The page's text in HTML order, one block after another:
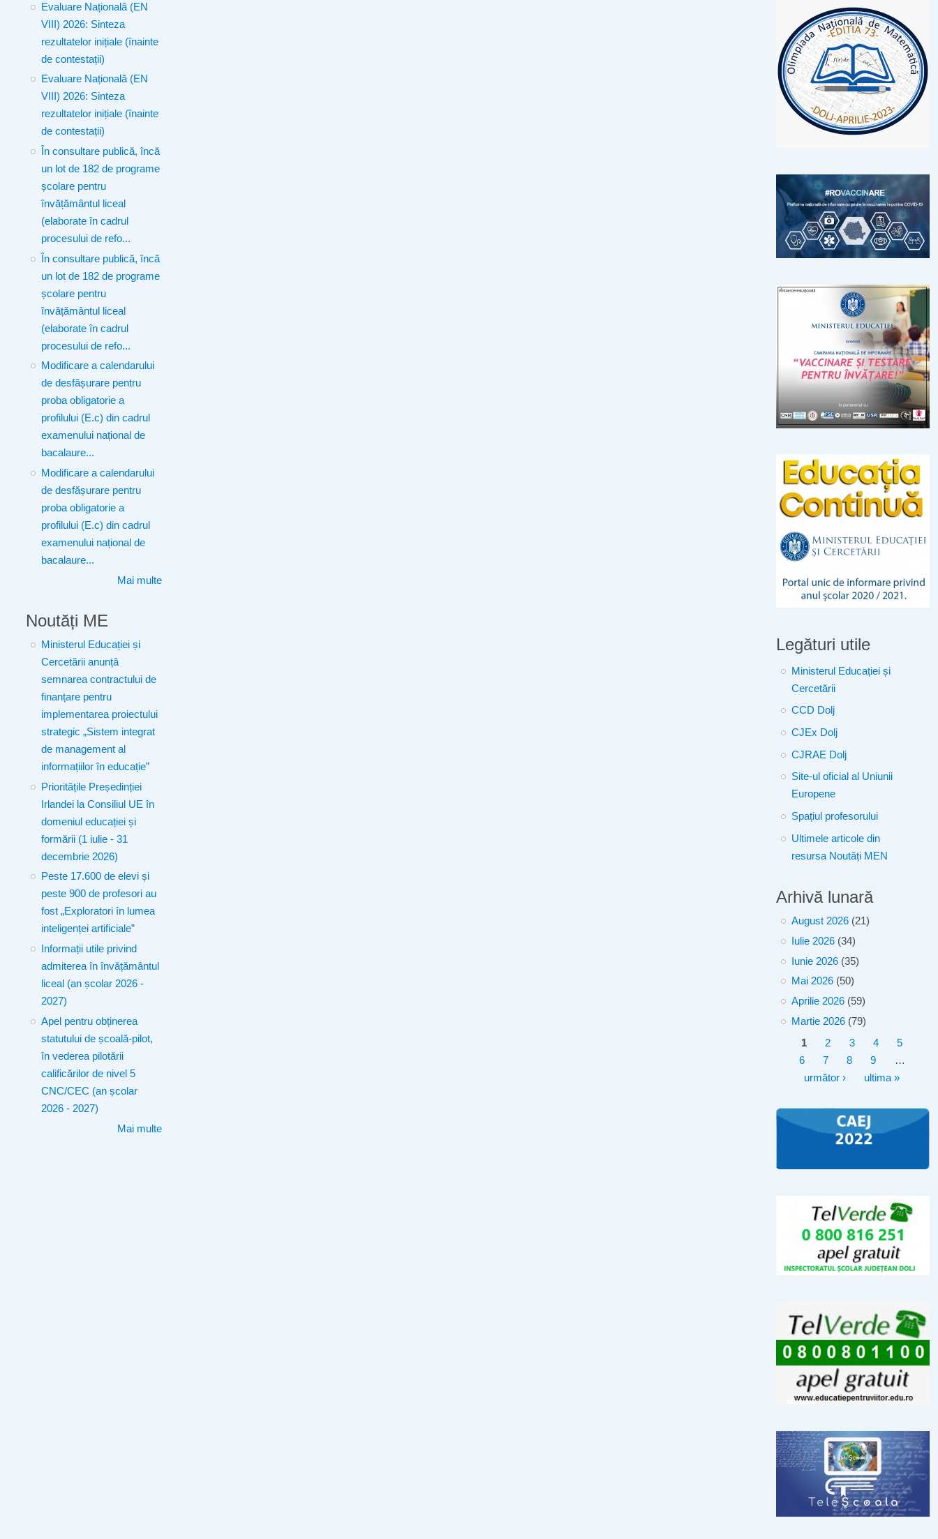
Evaluare Națională (EN
VIII) 2026: Sinteza
rezultatelor inițiale (înainte
de contestații)
Evaluare Națională (EN
VIII) 2026: Sinteza
rezultatelor inițiale (înainte
de contestații)
În consultare publică, încă
un lot de 182 de programe
școlare pentru
învățământul liceal
(elaborate în cadrul
procesului de refo...
În consultare publică, încă
un lot de 182 de programe
școlare pentru
învățământul liceal
(elaborate în cadrul
procesului de refo...
Modificare a calendarului
de desfășurare pentru
proba obligatorie a
profilului (E.c) din cadrul
examenului național de
bacalaure...
Modificare a calendarului
de desfășurare pentru
proba obligatorie a
profilului (E.c) din cadrul
examenului național de
bacalaure...
Mai multe
Noutăți ME
Ministerul Educației și
Cercetării anunță
semnarea contractului de
finanțare pentru
implementarea proiectului
strategic „Sistem integrat
de management al
informațiilor în educație”
Prioritățile Președinției
Irlandei la Consiliul UE în
domeniul educației și
formării (1 iulie - 31
decembrie 2026)
Peste 17.600 de elevi și
peste 900 de profesori au
fost „Exploratori în lumea
inteligenței artificiale”
Informații utile privind
admiterea în învățământul
liceal (an școlar 2026 -
2027)
Apel pentru obținerea
statutului de școală-pilot,
în vederea pilotării
calificărilor de nivel 5
CNC/CEC (an școlar
2026 - 2027)
Mai multe
Legături utile
Ministerul Educației și
Cercetării
CCD Dolj
CJEx Dolj
CJRAE Dolj
Site-ul oficial al Uniunii
Europene
Spațiul profesorului
Ultimele articole din
resursa Noutăți MEN
Arhivă lunară
August 2026 (21)
Iulie 2026 (34)
Iunie 2026 (35)
Mai 2026 (50)
Aprilie 2026 (59)
Martie 2026 (79)
Pagini
1 2 3 4
5
6
7 8 9
…
următor ›
ultima »